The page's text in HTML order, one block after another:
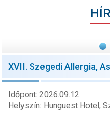
XVII. Szegedi Allergia,
Időpont: 2026.09.12.
Helyszín: Hunguest Hotel,